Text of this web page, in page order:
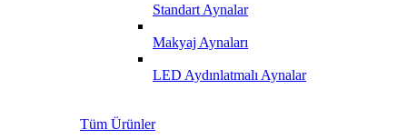
Standart Aynalar
Makyaj Aynaları
LED Aydınlatmalı Aynalar
Tüm Ürünler